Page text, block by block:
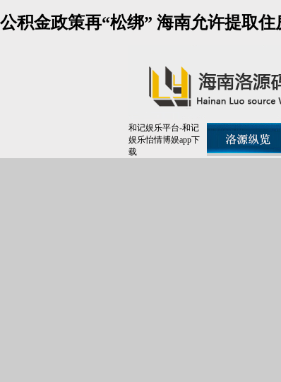
公积金政策再“松绑” 海南允许提取
和记娱乐平台-和记
娱乐怡情博娱app下
载